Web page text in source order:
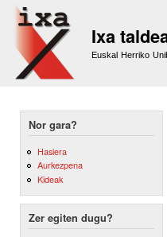
Ixa
Euskal Herriko
Nor gara?
Hasiera
Aurkezpena
Kideak
Zer egiten dugu?